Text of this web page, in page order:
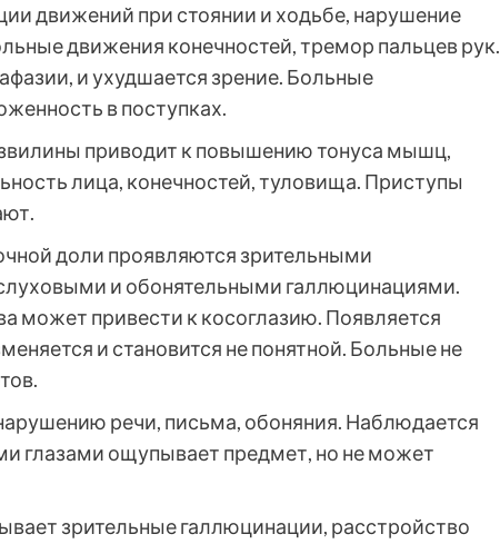
движений при стоянии и ходьбе, нарушение
движения конечностей, тремор пальцев рук.
и ухудшается зрение. Больные
в поступках.
приводит к повышению тонуса мышц,
лица, конечностей, туловища. Приступы
доли проявляются зрительными
и обонятельными галлюцинациями.
может привести к косоглазию. Появляется
и становится не понятной. Больные не
речи, письма, обоняния. Наблюдается
глазами ощупывает предмет, но не может
зрительные галлюцинации, расстройство